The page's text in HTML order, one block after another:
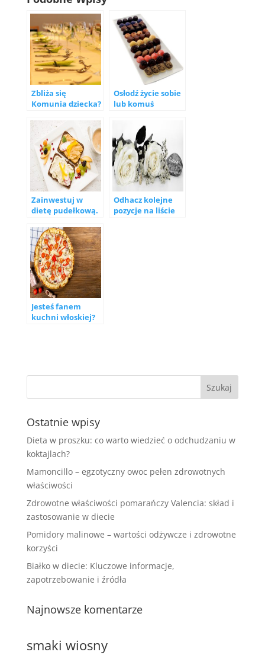
Zbliża się
Komunia dziecka?
zadbać o
odpowiednią
oprawę. Lokal na
imprezę w
Warszawie
Osłodź życie sobie
lub komuś
czekoladki do
kawy z napisem
Zainwestuj w
dietę pudełkową.
dietetyczny w
Warszawie – tanie
jedzenie z
dostawą
Odhacz kolejne
pozycje na liście
Jesteś fanem
kuchni włoskiej?
Ostatnie wpisy
Dieta w proszku: co warto wiedzieć o odchudzaniu w
koktajlach?
Mamoncillo – egzotyczny owoc pełen zdrowotnych
właściwości
Zdrowotne właściwości pomarańczy Valencia: skład i
zastosowanie w diecie
Pomidory malinowe – wartości odżywcze i zdrowotne
korzyści
Białko w diecie: Kluczowe informacje,
zapotrzebowanie i źródła
Najnowsze komentarze
smaki wiosny